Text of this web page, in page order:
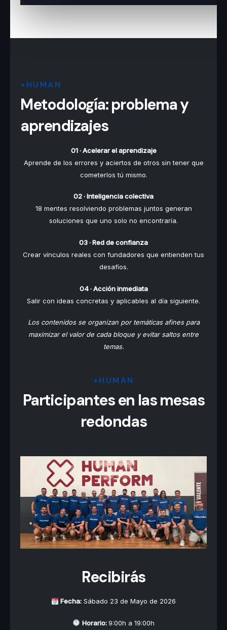
+HUMAN
Metodología: problema y
aprendizajes
01 · Acelerar el aprendizaje
Aprende de los errores y aciertos de otros sin tener que
cometerlos tú mismo.
02 · Inteligencia colectiva
18 mentes resolviendo problemas juntos generan
soluciones que uno solo no encontraría.
03 · Red de confianza
Crear vínculos reales con fundadores que entienden tus
desafíos.
04 · Acción inmediata
Salir con ideas concretas y aplicables al día siguiente.
Los contenidos se organizan por temáticas afines para
maximizar el valor de cada bloque y evitar saltos entre
temas.
+HUMAN
Participantes en las mesas
redondas
Recibirás
Fecha: Sábado 23 de Mayo de 2026
Horario:9:00h a 19:00h